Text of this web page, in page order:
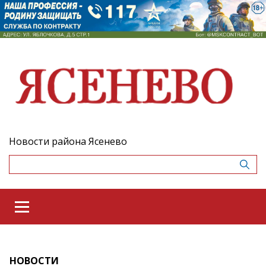
Новости района Ясенево
НОВОСТИ